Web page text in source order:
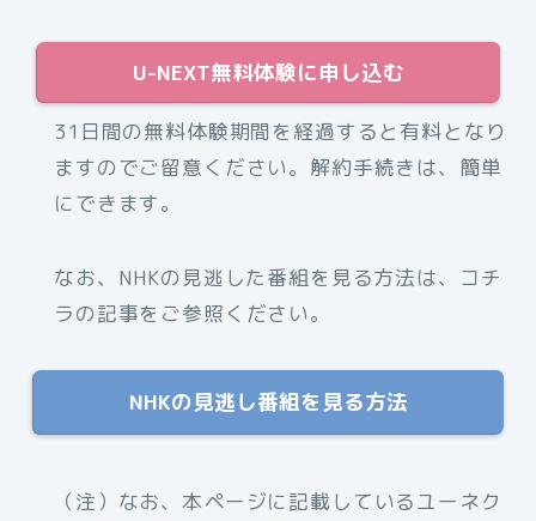
U-NEXT無料体験に申し込む
31日間の無料体験期間を経過すると有料となり
ますのでご留意ください。解約手続きは、簡単
にできます。
なお、NHKの見逃した番組を見る方法は、コチ
ラの記事をご参照ください。
NHKの見逃し番組を見る方法
（注） なお、本ページに記載しているユーネク